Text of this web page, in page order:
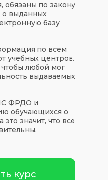
по закону
о выданных
базу
по всем
учебных центров.
чтобы любой мог
выдаваемых
ФРДО и
обучающихся о
это значит, что все
курс